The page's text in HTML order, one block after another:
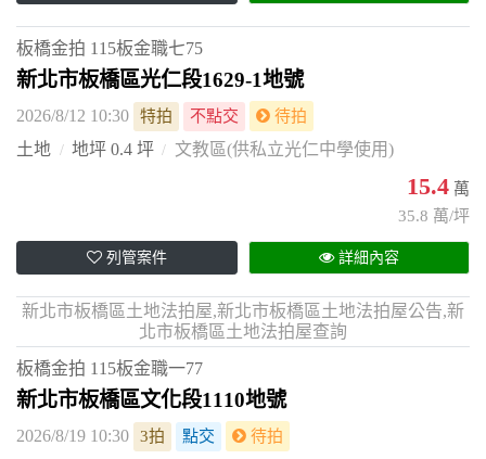
板橋金拍 115板金職七75
新北市板橋區光仁段1629-1地號
2026/8/12 10:30 特拍 不點交 待拍
土地 地坪 0.4 坪 文教區(供私立光仁中學使用)
15.4 萬
35.8 萬/坪
列管案件 詳細內容
新北市板橋區土地法拍屋,新北市板橋區土地法拍屋公告,新
北市板橋區土地法拍屋查詢
板橋金拍 115板金職一77
新北市板橋區文化段1110地號
2026/8/19 10:30 3拍 點交 待拍